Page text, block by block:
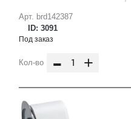
Арт. brd142387
ID: 3091
Под заказ
Кол-во - +